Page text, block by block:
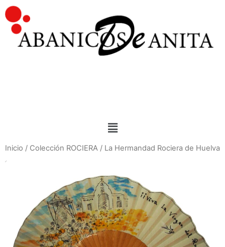
Inicio / Colección ROCIERA / La Hermandad Rociera de Huelva